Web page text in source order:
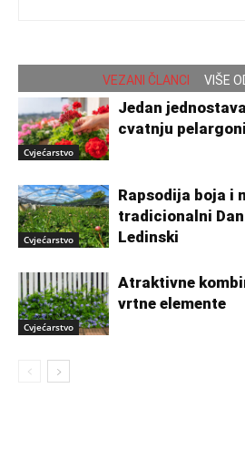
VEZANI ČLANCI VIŠE
Cvjećarstvo
Jedan
cvatnju
Cvjećarstvo
Rapsodija boja i
tradicionalni Dan
Ledinski
Cvjećarstvo
Atraktivne
vrtne elemente